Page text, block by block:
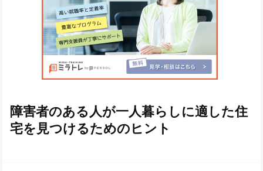
障害者のある人が一人暮らしに適した住
宅を見つけるためのヒント